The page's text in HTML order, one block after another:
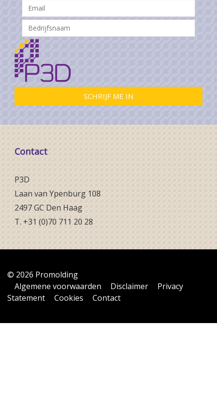
Contact
P3D
Laan van Ypenburg 108
2497 GC Den Haag
T. +31 (0)70 711 20 28
© 2026 Promolding
Algemene voorwaarden
Disclaimer
Privacy
Statement
Cookies Contact